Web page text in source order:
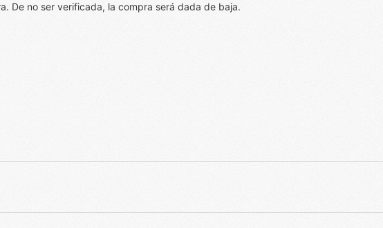
De no ser verificada, la compra será dada de baja.